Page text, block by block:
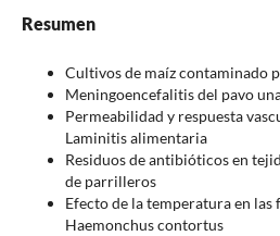
Resumen
Cultivos de maíz contaminado
Meningoencefalitis del pavo
Permeabilidad y respuesta
Laminitis alimentaria
Residuos de antibióticos en
de parrilleros
Efecto de la temperatura en
Haemonchus contortus